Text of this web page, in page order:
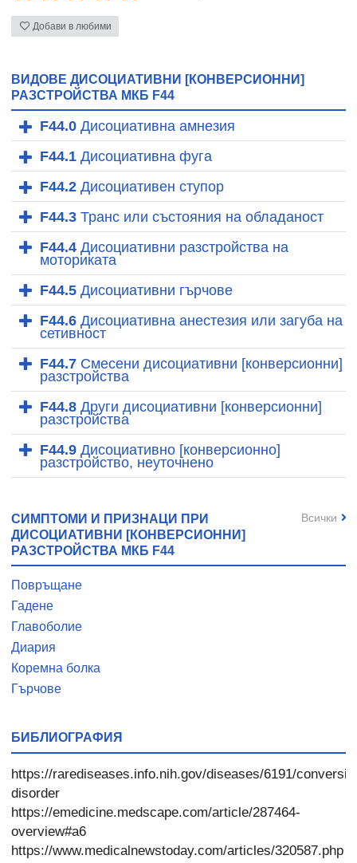
Добави в любими
ВИДОВЕ ДИСОЦИАТИВНИ [КОНВЕРСИОННИ]
РАЗСТРОЙСТВА МКБ F44
F44.0 Дисоциативна амнезия
F44.1 Дисоциативна фуга
F44.2 Дисоциативен ступор
F44.3 Транс или състояния на обладаност
F44.4 Дисоциативни разстройства на
моториката
F44.5 Дисоциативни гърчове
F44.6 Дисоциативна анестезия или загуба на
сетивност
F44.7 Смесени дисоциативни [конверсионни]
разстройства
F44.8 Други дисоциативни [конверсионни]
разстройства
F44.9 Дисоциативно [конверсионно]
разстройство, неуточнено
СИМПТОМИ И ПРИЗНАЦИ ПРИ
ДИСОЦИАТИВНИ [КОНВЕРСИОННИ]
РАЗСТРОЙСТВА МКБ F44
Повръщане
Гадене
Главоболие
Диария
Коремна болка
Гърчове
Всички
БИБЛИОГРАФИЯ
https://rarediseases.info.nih.gov/diseases/6191/
disorder
https://emedicine.medscape.com/article/287464-
overview#a6
https://www.medicalnewstoday.com/articles/320587.php